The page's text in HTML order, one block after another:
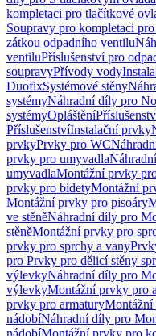
kompletaci pro tlačítkové
Soupravy pro kompletaci
zátkou odpadního ventilu
ventiluPříslušenství pro
soupravyPřívody vody
DuofixSystémové stěny
systémyNáhradní díly pro
systémyOpláštění
PříslušenstvíInstalační prvky
prvkyPrvky pro WC
prvky pro umyvadla
umyvadlaMontážní prvky
prvky pro bidetyMontážní
Montážní prvky pro pisoáry
ve stěněNáhradní díly pro
stěněMontážní prvky pro
prvky pro sprchy a vany
pro Prvky pro dělicí stěny
výlevkyNáhradní díly pro
výlevkyMontážní prvky pro
prvky pro armaturyMontážní
nádobíNáhradní díly pro
nádobíMontážní prvky pro